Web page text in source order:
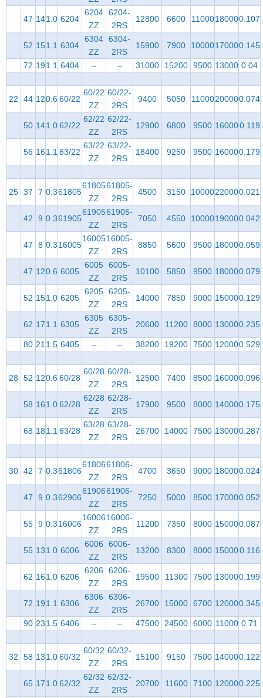
47 141.0 6204
6204
ZZ
6204-
2RS
12800 6600 11000180000.107
52 151.1 6304
6304
ZZ
6304-
2RS
15900 7900 10000170000.145
72 191.1 6404 – – 31000 15200 9500 13000 0.04
22 44 120.660/22
60/22
ZZ
60/22-
2RS
9400 5050 11000200000.074
50 141.062/22
62/22
ZZ
62/22-
2RS
12900 6800 9500 160000.119
56 161.163/22
63/22
ZZ
63/22-
2RS
18400 9250 9500 160000.179
25 37 7 0.361805
61805
ZZ
61805-
2RS
4500 3150 10000220000.021
42 9 0.361905
61905
ZZ
61905-
2RS
7050 4550 10000190000.042
47 8 0.316005
16005
ZZ
16005-
2RS
8850 5600 9500 180000.059
47 120.6 6005
6005
ZZ
6005-
2RS
10100 5850 9500 180000.079
52 151.0 6205
6205
ZZ
6205-
2RS
14000 7850 9000 150000.129
62 171.1 6305
6305
ZZ
6305-
2RS
20600 11200 8000 130000.235
80 211.5 6405 – – 38200 19200 7500 120000.529
28 52 120.660/28
60/28
ZZ
60/28-
2RS
12500 7400 8500 160000.096
58 161.062/28
62/28
ZZ
62/28-
2RS
17900 9500 8000 140000.175
68 181.163/28
63/28
ZZ
63/28-
2RS
26700 14000 7500 130000.287
30 42 7 0.361806
61806
ZZ
61806-
2RS
4700 3650 9000 180000.024
47 9 0.362906
61906
ZZ
61906-
2RS
7250 5000 8500 170000.052
55 9 0.316006
16006
ZZ
16006-
2RS
11200 7350 8000 150000.087
55 131.0 6006
6006
ZZ
6006-
2RS
13200 8300 8000 150000.116
62 161.0 6206
6206
ZZ
6206-
2RS
19500 11300 7500 130000.199
72 191.1 6306
6306
ZZ
6306-
2RS
26700 15000 6700 120000.345
90 231.5 6406 – – 47500 24500 6000 11000 0.71
32 58 131.060/32
60/32
ZZ
60/32-
2RS
15100 9150 7500 140000.122
65 171.062/32
62/32
ZZ
62/32-
2RS
20700 11600 7100 120000.225